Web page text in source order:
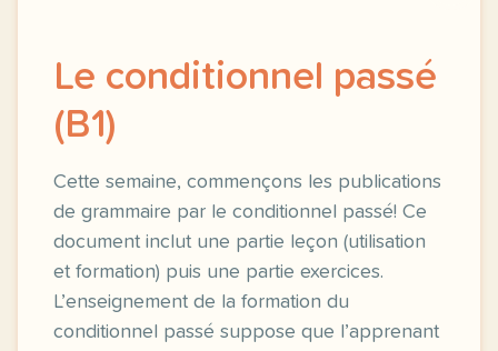
Le conditionnel passé
(B1)
Cette semaine, commençons les publications
de grammaire par le conditionnel passé! Ce
document inclut une partie leçon (utilisation
et formation) puis une partie exercices.
L’enseignement de la formation du
conditionnel passé suppose que l’apprenant